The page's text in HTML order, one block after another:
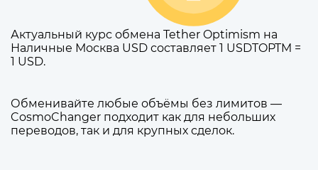
Актуальный курс обмена Tether Optimism на
Наличные Москва USD составляет 1 USDTOPTM =
1 USD.
Обменивайте любые объёмы без лимитов —
CosmoChanger подходит как для небольших
переводов, так и для крупных сделок.